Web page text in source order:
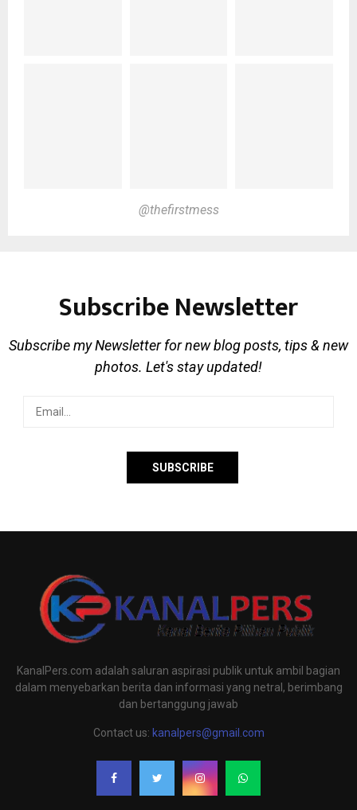
@thefirstmess
Subscribe Newsletter
Subscribe my Newsletter for new blog posts, tips & new
photos. Let's stay updated!
KanalPers.com adalah saluran aspirasi publik untuk ambil bagian
dalam menyebarkan berita dan informasi yang netral, berimbang
dan bertanggung jawab
Contact us: kanalpers@gmail.com